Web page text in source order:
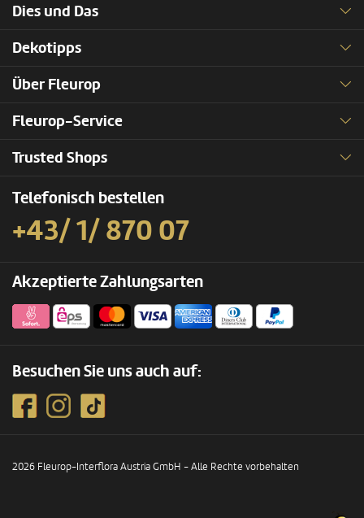
Dies und Das
Dekotipps
Über Fleurop
Fleurop-Service
Trusted Shops
Telefonisch bestellen
+43/ 1/ 870 07
Akzeptierte Zahlungsarten
Besuchen Sie uns auch auf:
2026 Fleurop-Interflora Austria GmbH - Alle Rechte vorbehalten